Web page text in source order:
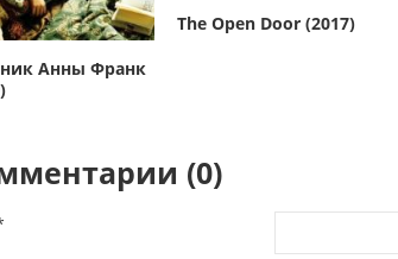
Анны Франк
The Open Door (2017)
(0)